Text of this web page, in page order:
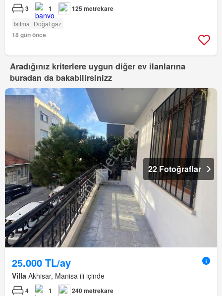
3 1 125 metrekare
Isıtma Doğal gaz
18 gün önce
Aradığınız kriterlere uygun diğer ev ilanlarına
buradan da bakabilirsinizz
22 Fotoğraflar
25.000 TL/ay
Villa Akhisar, Manisa ili içinde
4 1 240 metrekare